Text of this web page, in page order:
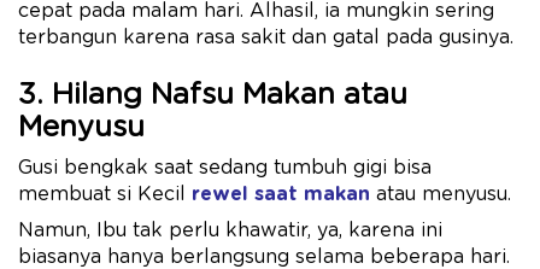
cepat pada malam hari. Alhasil, ia mungkin sering
terbangun karena rasa sakit dan gatal pada gusinya.
3. Hilang Nafsu Makan atau
Menyusu
Gusi bengkak saat sedang tumbuh gigi bisa
membuat si Kecil rewel saat makan atau menyusu.
Namun, Ibu tak perlu khawatir, ya, karena ini
biasanya hanya berlangsung selama beberapa hari.